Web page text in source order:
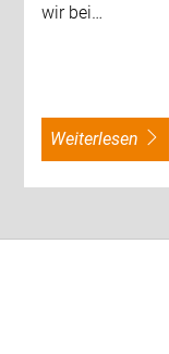
wir bei…
weiterlesen